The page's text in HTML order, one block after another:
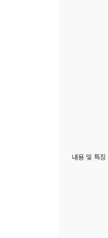
내용 및 특징